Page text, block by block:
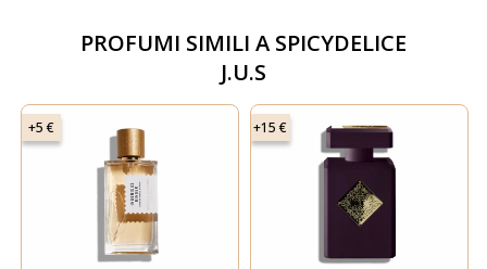
PROFUMI SIMILI A SPICYDELICE
J.U.S
+5 € +15 €